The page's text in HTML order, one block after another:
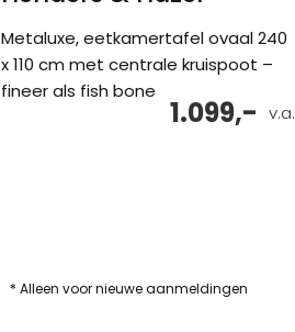
Metaluxe, eetkamertafel ovaal 240
x 110 cm met centrale kruispoot –
fineer als fish bone
v.a.
1.099,-
* Alleen voor nieuwe aanmeldingen